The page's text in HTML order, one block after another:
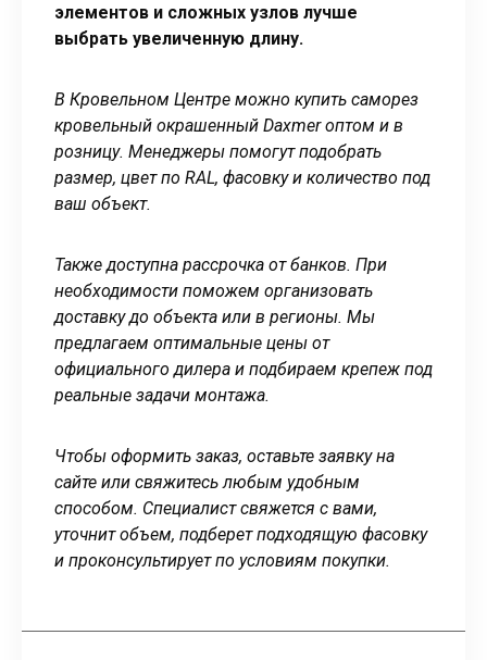
элементов и сложных узлов лучше
выбрать увеличенную длину.
В Кровельном Центре можно купить саморез
кровельный окрашенный Daxmer оптом и в
розницу. Менеджеры помогут подобрать
размер, цвет по RAL, фасовку и количество под
ваш объект.
Также доступна рассрочка от банков. При
необходимости поможем организовать
доставку до объекта или в регионы. Мы
предлагаем оптимальные цены от
официального дилера и подбираем крепеж под
реальные задачи монтажа.
Чтобы оформить заказ, оставьте заявку на
сайте или свяжитесь любым удобным
способом. Специалист свяжется с вами,
уточнит объем, подберет подходящую фасовку
и проконсультирует по условиям покупки.